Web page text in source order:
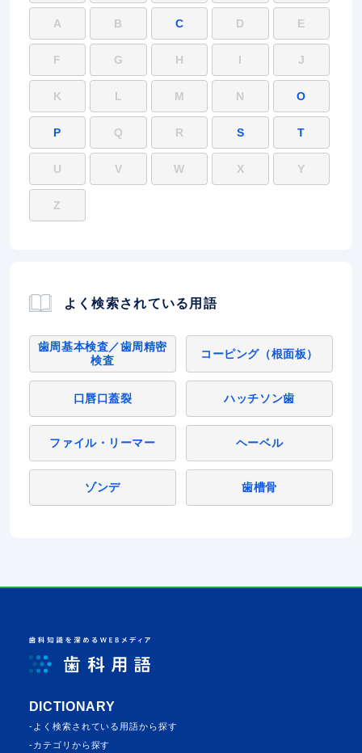
A B C D E
F G H I J
K L M N O
P Q R S T
U V W X Y
Z
よく検索されている用語
歯周基本検査／歯周精密
検査
コーピング（根面板）
口唇口蓋裂 ハッチソン歯
ファイル・リーマー ヘーベル
ゾンデ 歯槽骨
DICTIONARY
よく検索されている⽤語から探す
カテゴリから探す